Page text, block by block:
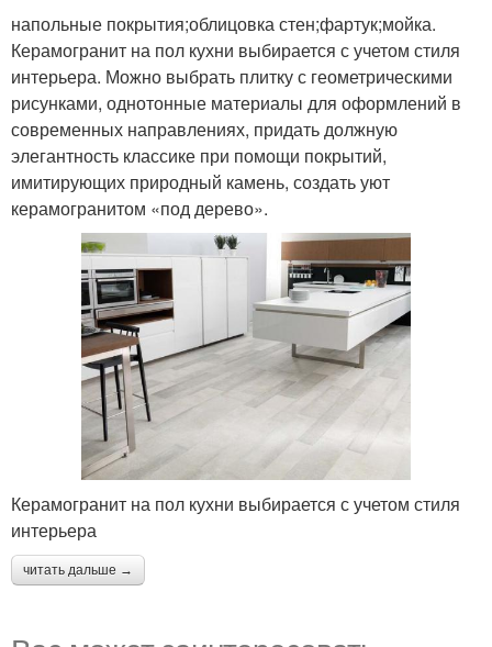
напольные покрытия;облицовка стен;фартук;мойка.
Керамогранит на пол кухни выбирается с учетом стиля
интерьера. Можно выбрать плитку с геометрическими
рисунками, однотонные материалы для оформлений в
современных направлениях, придать должную
элегантность классике при помощи покрытий,
имитирующих природный камень, создать уют
керамогранитом «под дерево».
Керамогранит на пол кухни выбирается с учетом стиля
интерьера
читать дальше →